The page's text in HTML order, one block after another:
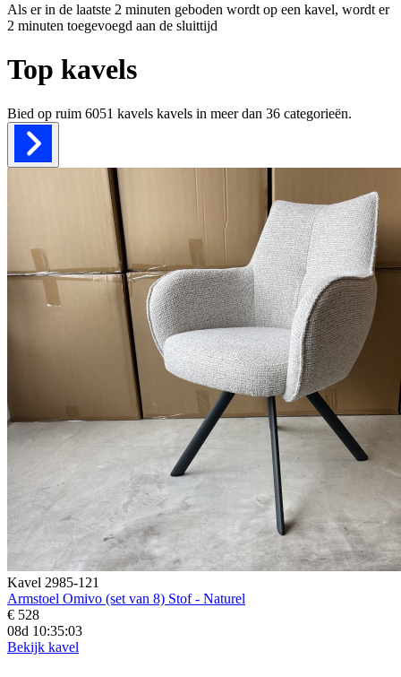
Als er in de laatste 2 minuten geboden wordt op een kavel, wordt er
2 minuten toegevoegd aan de sluittijd
Top kavels
Bied op ruim 6051 kavels kavels in meer dan 36 categorieën.
Kavel 2985-121
Armstoel Omivo (set van 8) Stof - Naturel
€ 528
08d 10:35:02
Bekijk kavel